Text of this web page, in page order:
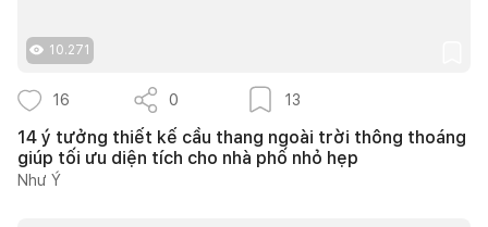
10.271
16 0 13
14 ý tưởng thiết kế cầu thang ngoài trời thông thoáng
giúp tối ưu diện tích cho nhà phố nhỏ hẹp
Như Ý